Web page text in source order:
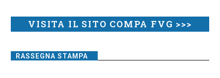
VISITA IL SITO COMPA FVG >>>
RASSEGNA STAMPA